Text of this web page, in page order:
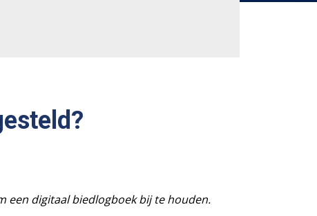
een digitaal biedlogboek bij te houden.